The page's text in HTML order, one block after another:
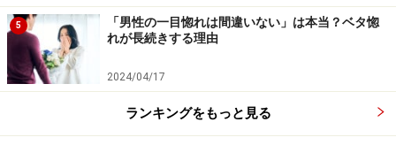
5
「男性の一目惚れは間違いない」は本当？ベタ惚
れが長続きする理由
2024/04/17
ランキングをもっと見る